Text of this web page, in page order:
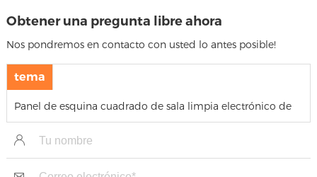
Obtener una pregunta libre ahora
Nos pondremos en contacto con usted lo antes posible!
tema
Panel de esquina cuadrado de sala limpia electrónico de
acero Modular